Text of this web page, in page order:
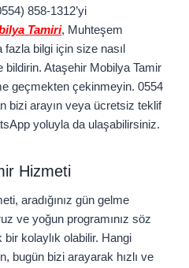
858-1312’yi
Tamiri, Muhteşem
fazla bilgi için size nasıl
bildirin. Ataşehir Mobilya Tamir
geçmekten çekinmeyin. 0554
bizi arayın veya ücretsiz teklif
yoluyla da ulaşabilirsiniz.
Hizmeti
aradığınız gün gelme
ve yoğun programınız söz
kolaylık olabilir. Hangi
bugün bizi arayarak hızlı ve